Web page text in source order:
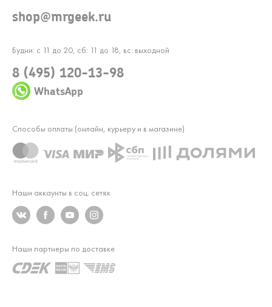
Будни: с 11 до 20, сб: 11 до 18, вс: выходной
8 (495) 120-13-98
WhatsApp
shop@mrgeek.ru
Наши аккаунты в соц. сетях
Способы оплаты (онлайн, курьеру и в магазине)
Наши партнеры по доставке